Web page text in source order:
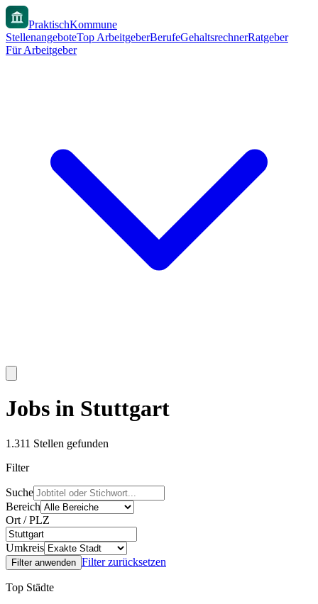
PraktischKommune
StellenangeboteTop ArbeitgeberBerufeGehaltsrechnerRatgeber
Für Arbeitgeber
Jobs in Stuttgart
1.311 Stellen gefunden
Filter
Suche
Bereich
Ort / PLZ
Umkreis
Filter anwenden Filter zurücksetzen
Top Städte